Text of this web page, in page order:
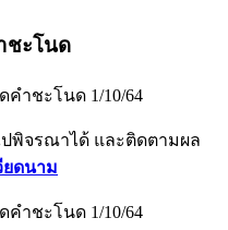
ชะโนด
ปพิจรณาได้ และติดตามผล
ยดนาม